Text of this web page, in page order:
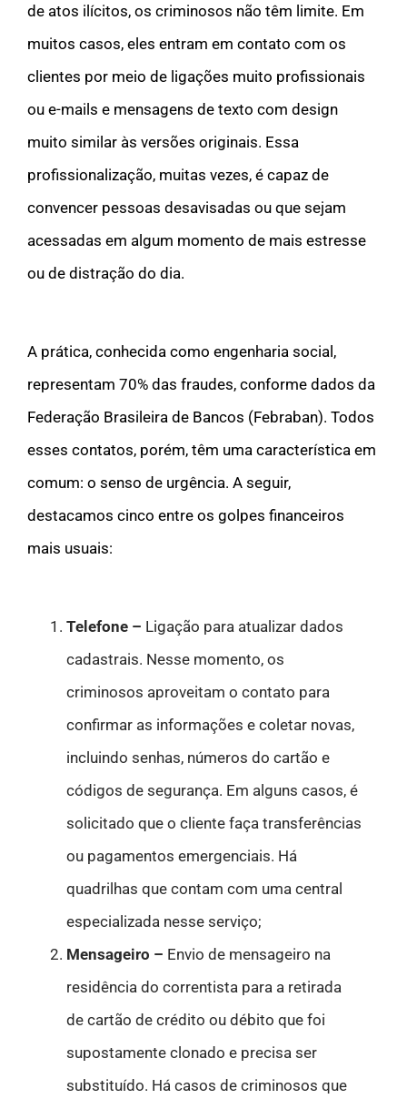
de atos ilícitos, os criminosos não têm limite. Em
muitos casos, eles entram em contato com os
clientes por meio de ligações muito profissionais
ou e-mails e mensagens de texto com design
muito similar às versões originais. Essa
profissionalização, muitas vezes, é capaz de
convencer pessoas desavisadas ou que sejam
acessadas em algum momento de mais estresse
ou de distração do dia.
A prática, conhecida como engenharia social,
representam 70% das fraudes, conforme dados da
Federação Brasileira de Bancos (Febraban). Todos
esses contatos, porém, têm uma característica em
comum: o senso de urgência. A seguir,
destacamos cinco entre os golpes financeiros
mais usuais:
Telefone – Ligação para atualizar dados
cadastrais. Nesse momento, os
criminosos aproveitam o contato para
confirmar as informações e coletar novas,
incluindo senhas, números do cartão e
códigos de segurança. Em alguns casos, é
solicitado que o cliente faça transferências
ou pagamentos emergenciais. Há
quadrilhas que contam com uma central
especializada nesse serviço;
Mensageiro – Envio de mensageiro na
residência do correntista para a retirada
de cartão de crédito ou débito que foi
supostamente clonado e precisa ser
substituído. Há casos de criminosos que